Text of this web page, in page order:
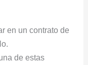
en un contrato de
de estas